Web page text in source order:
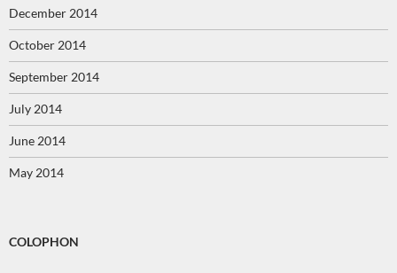
December 2014
October 2014
September 2014
July 2014
June 2014
May 2014
COLOPHON